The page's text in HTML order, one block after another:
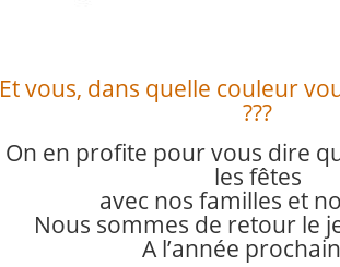
Et vous, dans quelle couleur
???
On en profite pour vous dire
les fêtes
avec nos familles et
Nous sommes de retour le
A l’année